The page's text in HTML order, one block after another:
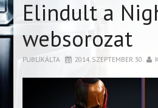
Elindult a
websorozat
PUBLIKÁLTA 2014. SZEPTEMBER 30.